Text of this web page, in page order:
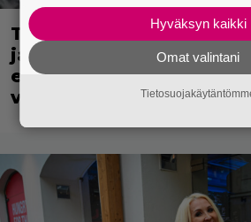
Tänään tv:ssä:
jatko-osa on parempi
ensimmäinen –
vuodelta 2024
Hyväksyn kaikki
Omat valintani